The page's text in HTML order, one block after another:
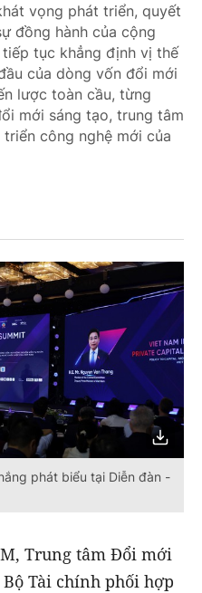
vọng phát triển, quyết
đồng hành của cộng
tục khẳng định vị thế
của dòng vốn đổi mới
lược toàn cầu, từng
mới sáng tạo, trung tâm
công nghệ mới của
phát biểu tại Diễn đàn -
Trung tâm Đổi mới
Bộ Tài chính phối hợp